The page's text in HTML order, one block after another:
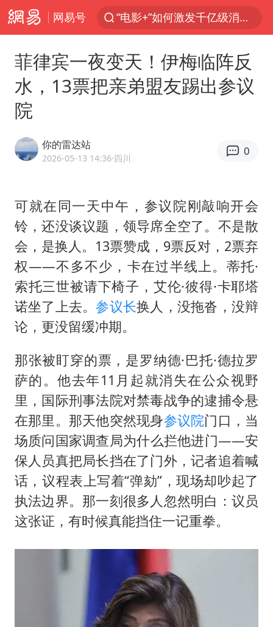
网易号
“电影+”如何激发千亿级消费新活力？
台风白海豚已进入24小时警戒线
中国女篮70-67险胜尼日利亚女篮
中巨芯：上半年归母净利润1405.77万元
38岁演员求职万岁山NPC成功
胜宏科技：股票交易异常波动
国乒男单横滨冠军赛全军覆没
U17国足点球大战淘汰河床晋级决赛
胡彦斌获《歌手2026》歌王
百花奖开幕式
美股存储板块集体大跌
夯实基础开新局
菲律宾一夜变天！伊梅临阵反
水，13票把亲弟盟友踢出参议
院
你的雷达站
2026-05-13 14:36·四川
0
可就在同一天中午，参议院刚敲响开会
铃，还没谈议题，领导席全空了。不是散
会，是换人。13票赞成，9票反对，2票弃
权——不多不少，卡在过半线上。蒂托·
索托三世被请下椅子，艾伦·彼得·卡耶塔
诺坐了上去。参议长换人，没拖沓，没辩
论，更没留缓冲期。
那张被盯穿的票，是罗纳德·巴托·德拉罗
萨的。他去年11月起就消失在公众视野
里，国际刑事法院对禁毒战争的逮捕令悬
在那里。那天他突然现身参议院门口，当
场质问国家调查局为什么拦他进门——安
保人员真把局长挡在了门外，记者追着喊
话，议程表上写着“弹劾”，现场却吵起了
执法边界。那一刻很多人忽然明白：议员
这张证，有时候真能挡住一记重拳。